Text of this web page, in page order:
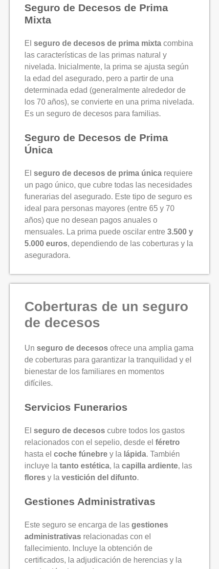
Seguro de Decesos de Prima
Mixta
El seguro de decesos de prima mixta combina
las características de las primas natural y
nivelada. Inicialmente, la prima se ajusta según
la edad del asegurado, pero a partir de una
determinada edad (generalmente alrededor de
los 70 años), se convierte en una prima nivelada.
Es un seguro de decesos para familias.
Seguro de Decesos de Prima
Única
El seguro de decesos de prima única requiere
un pago único, que cubre todas las necesidades
funerarias del asegurado. Este tipo de seguro es
ideal para personas mayores (entre 65 y 70
años) que no desean pagos anuales o
mensuales. La prima puede oscilar entre 3.500 y
5.000 euros, dependiendo de las coberturas y la
aseguradora.
Coberturas de un seguro
de decesos
Un seguro de decesos ofrece una amplia gama
de coberturas para garantizar la tranquilidad y el
bienestar de los familiares en momentos
difíciles.
Servicios Funerarios
El seguro de decesos cubre todos los gastos
relacionados con el sepelio, desde el féretro
hasta el coche fúnebre y la lápida. También
incluye la tanto estética, la capilla ardiente, las
flores y la vestición del difunto.
Gestiones Administrativas
Este seguro se encarga de las gestiones
administrativas relacionadas con el
fallecimiento. Incluye la obtención de
certificados, la adjudicación de herencias y la